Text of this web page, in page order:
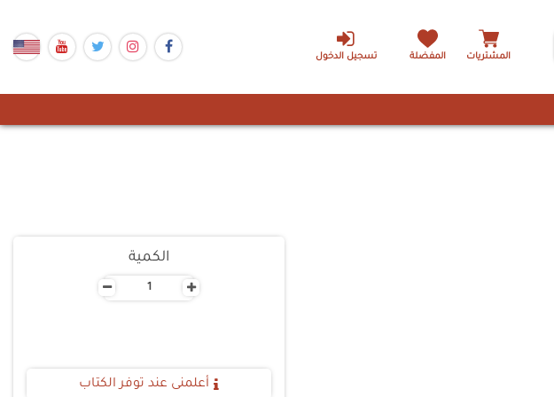
تسجيل الدخول المشتريات المفضلة
الكمية
- +
أعلمنى عند توفر الكتاب